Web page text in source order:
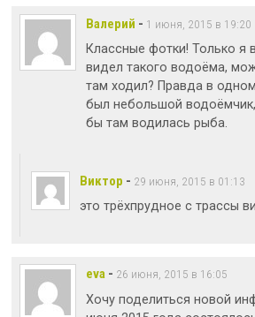
Валерий - 1 июня, 2015 в 19:20
Классные фотки! Только я
видел такого водоёма,
там ходил? Правда в
был небольшой
бы там водилась рыба.
Виктор - 29 июня, 2015 в 01:13
это трёхпрудное с трассы
eva - 26 июня, 2015 в 16:05
Хочу поделиться новой